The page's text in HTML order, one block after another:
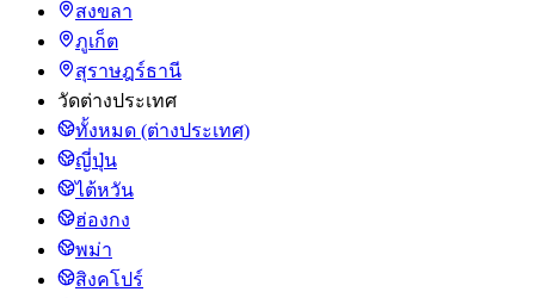
สงขลา
ภูเก็ต
สุราษฎร์ธานี
วัดต่างประเทศ
ทั้งหมด (ต่างประเทศ)
ญี่ปุ่น
ไต้หวัน
ฮ่องกง
พม่า
สิงคโปร์